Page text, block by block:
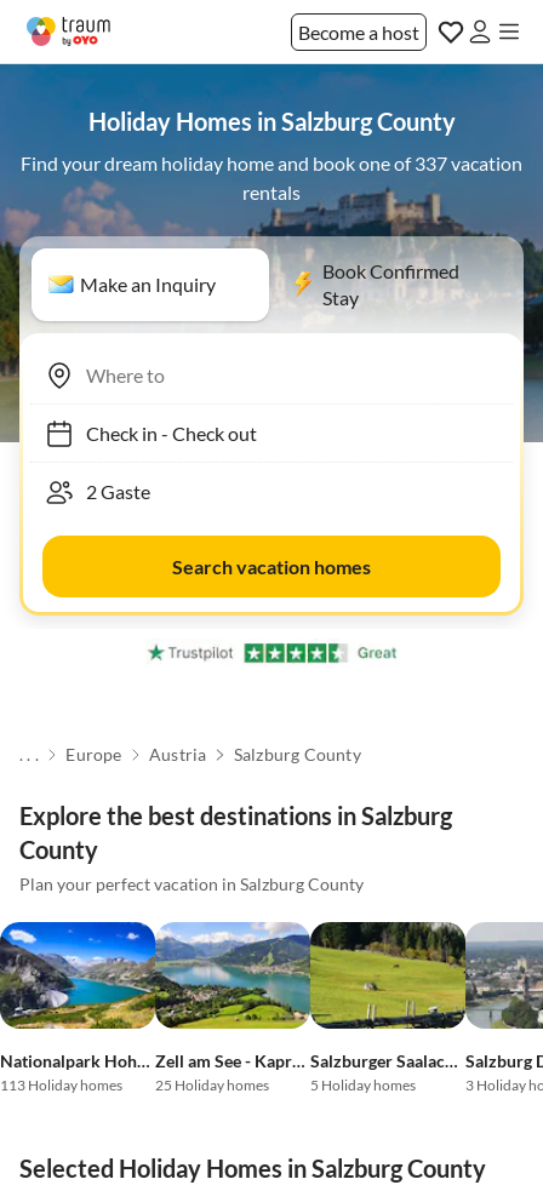
Become a host
Holiday Homes in Salzburg County
Find your dream holiday home and book one of 337 vacation
rentals
Make an Inquiry
Book Confirmed
Stay
Check in- Check out
Search vacation homes
. . . Europe Austria Salzburg County
Explore the best destinations in Salzburg
County
Plan your perfect vacation in Salzburg County
Nationalpark Hohe Tauern
113 Holiday homes
Zell am See - Kaprun
25 Holiday homes
Salzburger Saalachtal
5 Holiday homes
Salzburg
3 Holiday
Selected Holiday Homes in Salzburg County